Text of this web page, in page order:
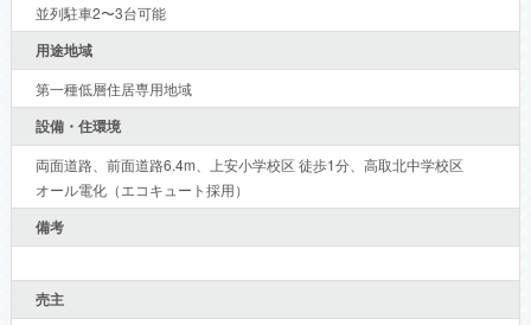
並列駐車2〜3台可能
用途地域
第一種低層住居専用地域
設備・住環境
両面道路、前面道路6.4m、上安小学校区 徒歩1分、高取北中学校区
オール電化（エコキュート採用）
備考
売主